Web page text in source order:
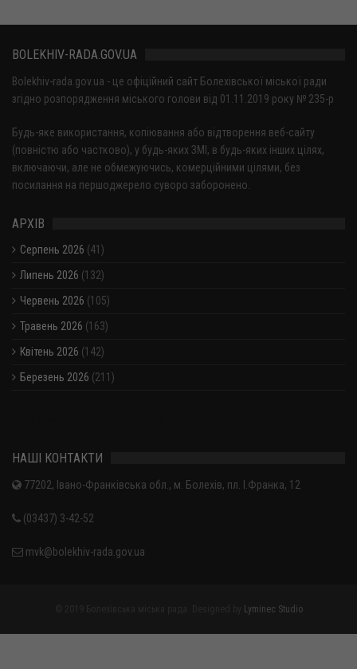
BOLEKHIV-RADA.GOV.UA
Bolekhiv-rada.gov.ua - це офіційний сайт Болехівської міської ради
згідно розпорядження міського голови від 01.11.2019 року № 235-р
Будь-яке використання, копіювання або відтворення веб-сайту
(повністю або частково), у будь-яких ЗМІ, в будь-яких інших цілях,
включаючи, але не обмежуючись, комерційними цілями, без
посилання на першоджерело суворо заборонено.
АРХІВ
Серпень 2026 (41)
Липень 2026 (132)
Червень 2026 (105)
Травень 2026 (163)
Квітень 2026 (142)
Березень 2026 (211)
НАШІ КОНТАКТИ
77202, Івано-Франківська обл., м. Болехів, пл. І.Франка, 12
(03437) 3-42-52
mvk@bolekhiv-rada.gov.ua
Lyminec Studio